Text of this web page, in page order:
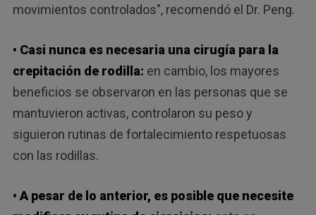
movimientos controlados", recomendó el Dr. Peng.
• Casi nunca es necesaria una cirugía para la
crepitación de rodilla: en cambio, los mayores
beneficios se observaron en las personas que se
mantuvieron activas, controlaron su peso y
siguieron rutinas de fortalecimiento respetuosas
con las rodillas.
• A pesar de lo anterior, es posible que necesite